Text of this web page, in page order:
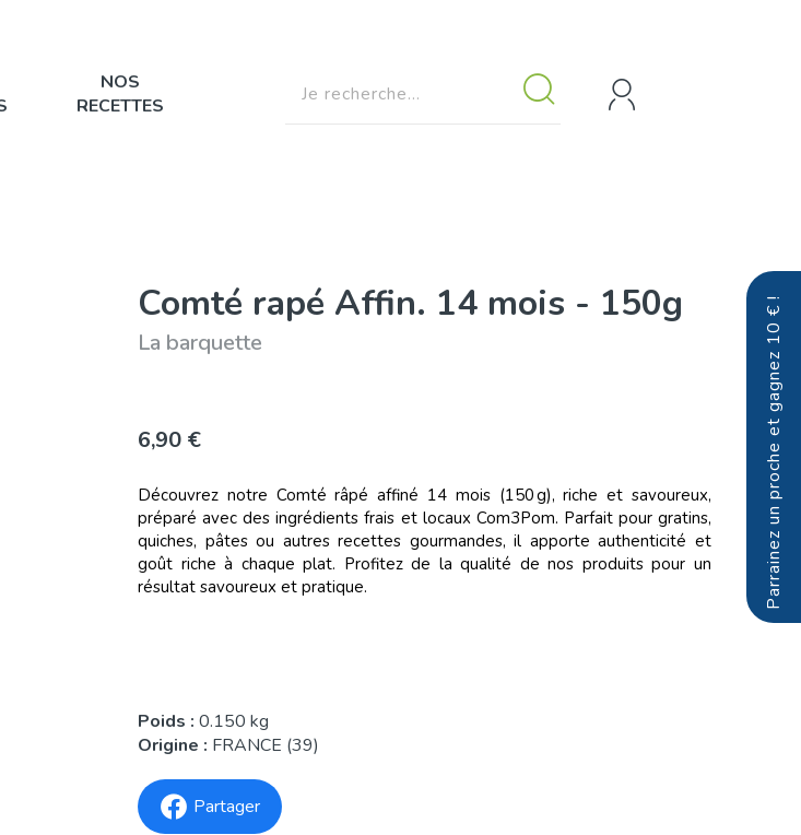
NOS
RECETTES
Parrainez un proche et gagnez 10 € !
Comté rapé Affin. 14 mois - 150g
La barquette
6,90 €
Découvrez notre Comté râpé affiné 14 mois (150 g), riche et savoureux,
préparé avec des ingrédients frais et locaux Com3Pom. Parfait pour gratins,
quiches, pâtes ou autres recettes gourmandes, il apporte authenticité et
goût riche à chaque plat. Profitez de la qualité de nos produits pour un
résultat savoureux et pratique.
Poids : 0.150 kg
Origine : FRANCE (39)
Partager